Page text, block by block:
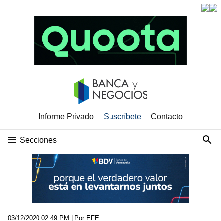
Informe Privado Suscríbete Contacto
Secciones
03/12/2020 02:49 PM | Por EFE